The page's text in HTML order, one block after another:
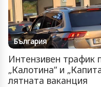
България
Интензивен трафик
„Калотина“ и
лятната ваканция